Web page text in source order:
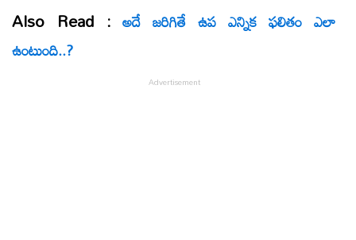
Also Read :అదే జరిగితే ఉప ఎన్నిక ఫలితం ఎలా
ఉంటుంది..?